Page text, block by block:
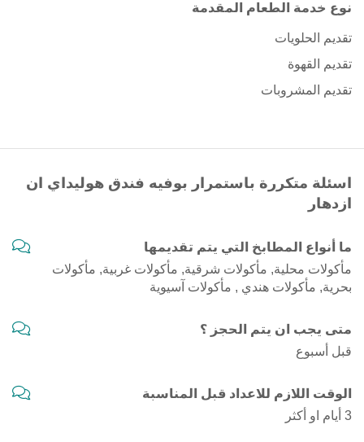
نوع خدمة الطعام المقدمة
تقديم الحلويات
تقديم القهوة
تقديم المشروبات
اسئلة متكررة باستمرار بوفيه فندق هوليداي ان
ازدهار
ما أنواع المطابخ التي يتم تقديمها
مأكولات محلية, مأكولات شرقية, مأكولات غربية, مأكولات
بحرية, مأكولات هندي , مأكولات آسيوية
متى يجب ان يتم الحجز ؟
قبل أسبوع
الوقت اللازم للاعداد قبل المناسبة
3 أيام او أكثر